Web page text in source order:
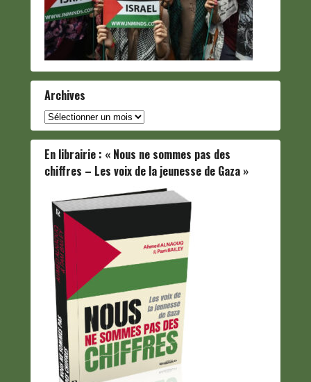
Archives
Archives
En librairie : « Nous ne sommes pas des
chiffres – Les voix de la jeunesse de Gaza »